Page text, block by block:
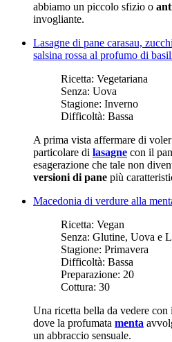
abbiamo un piccolo sfizio o
invogliante.
Lasagne di pane carasau,
salsina rossa al profumo di
Ricetta: Vegetariana
Senza: Uova
Stagione: Inverno
Difficoltà: Bassa
A prima vista affermare di
particolare di lasagne con il
esagerazione che tale non
versioni di pane più
Macedonia di verdure alla
Ricetta: Vegan
Senza: Glutine, Uova e
Stagione: Primavera
Difficoltà: Bassa
Preparazione: 20
Cottura: 30
Una ricetta bella da vedere con
dove la profumata menta
un abbraccio sensuale.